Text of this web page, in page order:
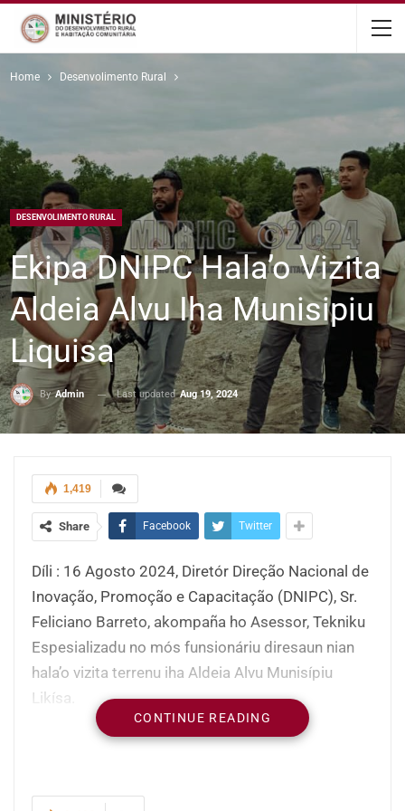
content
Home Desenvolimento Rural
DESENVOLIMENTO RURAL
Ekipa DNIPC Hala’o Vizita
Aldeia Alvu Iha Munisipiu
Liquisa
ByAdmin Last updatedAug 19, 2024
1,419
Share Facebook Twitter
Díli : 16 Agosto 2024, Diretór Direção Nacional de
Inovação, Promoção e Capacitação (DNIPC), Sr.
Feliciano Barreto, akompaña ho Asessor, Tekniku
Espesializadu no mós funsionáriu diresaun nian
hala’o vizita terrenu iha Aldeia Alvu Munisípiu
Likísa.
Objetivu husi vizita ne’e hodi aprezenta kona-ba
dezeñu Programa no Planu sira ne’ebé sei
Mota ulun, alende ida ne’e koalia mos kona-ba
CONTINUE READING